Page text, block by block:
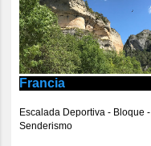
Francia
Escalada Deportiva - Bloque -
Senderismo